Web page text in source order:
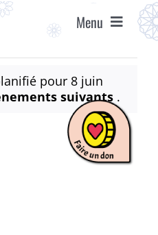
Menu
pour 8 juin
suivants .